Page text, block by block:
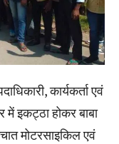
कार्यकर्ता एवं
इकट्ठा होकर बाबा
मोटरसाइकिल एवं